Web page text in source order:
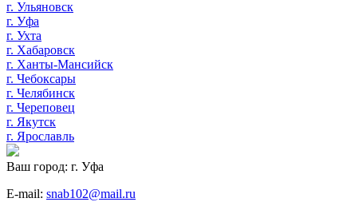
г. Ульяновск
г. Уфа
г. Ухта
г. Хабаровск
г. Ханты-Мансийск
г. Чебоксары
г. Челябинск
г. Череповец
г. Якутск
г. Ярославль
Ваш город: г. Уфа
E-mail: snab102@mail.ru